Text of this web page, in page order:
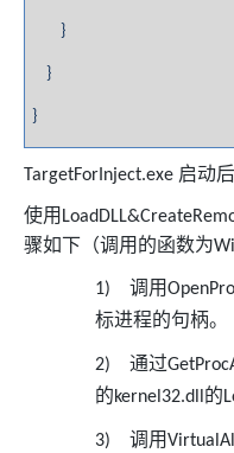
}
}
}
TargetForInject.exe 启动
使用
骤如下（调用的函数为
1) 调用
标进程的句柄。
2) 通过
的kernel32.dll 的
3) 调用